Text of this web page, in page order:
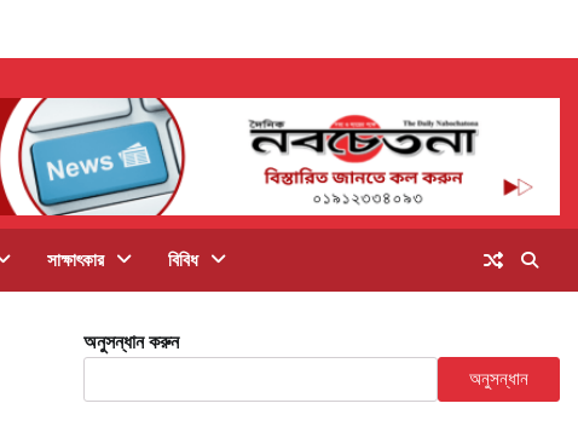
সাক্ষাৎকার বিবিধ
অনুসন্ধান করুন
অনুসন্ধান